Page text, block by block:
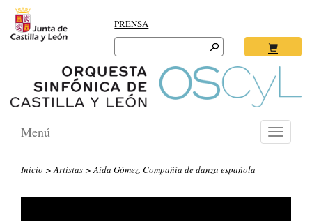
PRENSA
Search
for:
Toggle
Menú
Inicio >Artistas > Aída Gómez. Compañía de danza española